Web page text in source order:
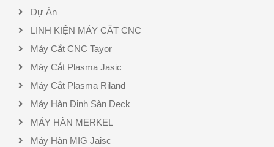
Dự Án
LINH KIỆN MÁY CẮT CNC
Máy Cắt CNC Tayor
Máy Cắt Plasma Jasic
Máy Cắt Plasma Riland
Máy Hàn Đinh Sàn Deck
MÁY HÀN MERKEL
Máy Hàn MIG Jaisc